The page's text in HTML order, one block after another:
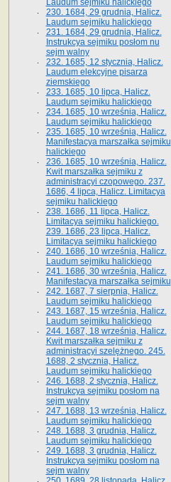
Laudum sejmiku halickiego
230. 1684, 29 grudnia, Halicz.
Laudum sejmiku halickiego
231. 1684, 29 grudnia, Halicz.
Instrukcya sejmiku posłom nu
sejm walny
232. 1685, 12 stycznia, Halicz.
Laudum elekcyjne pisarza
ziemskiego
233. 1685, 10 lipca, Halicz.
Laudum sejmiku halickiego
234. 1685, 10 września, Halicz.
Laudum sejmiku halickiego
235. 1685, 10 września, Halicz.
Manifestacya marszałka sejmiku
halickiego
236. 1685, 10 września, Halicz.
Kwit marszałka sejmiku z
administracyi czopowego. 237.
1686, 4 lipca, Halicz. Limitacya
sejmiku halickiego
238. 1686, 11 lipca, Halicz.
Limitacya sejmiku halickiego.
239. 1686, 23 lipca, Halicz.
Limitacya sejmiku halickiego
240. 1686, 10 września, Halicz.
Laudum sejmiku halickiego
241. 1686, 30 września, Halicz.
Manifestacya marszałka sejmiku
242. 1687, 7 sierpnia, Halicz.
Laudum sejmiku halickiego
243. 1687, 15 września, Halicz.
Laudum sejmiku halickiego
244. 1687, 18 września, Halicz.
Kwit marszałka sejmiku z
administracyi szelężnego. 245.
1688, 2 stycznia, Halicz.
Laudum sejmiku halickiego
246. 1688, 2 stycznia, Halicz.
Instrukcya sejmiku posłom na
sejm walny
247. 1688, 13 września, Halicz.
Laudum sejmiku halickiego
248. 1688, 3 grudnia, Halicz.
Laudum sejmiku halickiego
249. 1688, 3 grudnia, Halicz.
Instrukcya sejmiku posłom na
sejm walny